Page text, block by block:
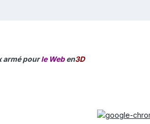
armé pourle Weben3D